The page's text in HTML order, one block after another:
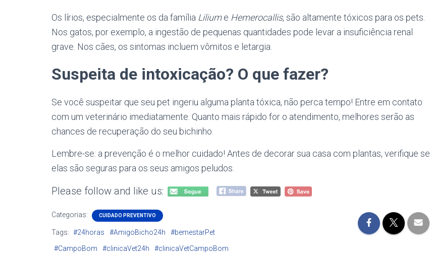
Os lírios, especialmente os da família Liliume Hemerocallis, são altamente tóxicos para os pets.
Nos gatos, por exemplo, a ingestão de pequenas quantidades pode levar a insuficiência renal
grave. Nos cães, os sintomas incluem vômitos e letargia.
Suspeita de intoxicação? O que fazer?
Se você suspeitar que seu pet ingeriu alguma planta tóxica, não perca tempo! Entre em contato
com um veterinário imediatamente. Quanto mais rápido for o atendimento, melhores serão as
chances de recuperação do seu bichinho.
Lembre-se: a prevenção é o melhor cuidado! Antes de decorar sua casa com plantas, verifique se
elas são seguras para os seus amigos peludos.
Please follow and like us:
Categorias: CUIDADO PREVENTIVO
Tags: #24horas #AmigoBicho24h
#bemestarPet
#CampoBom
#clinicaVet24h
#clinicaVetCampoBom